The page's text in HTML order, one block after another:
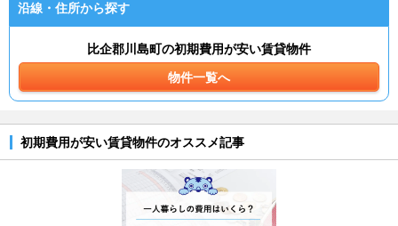
沿線・住所から探す
比企郡川島町の初期費用が安い賃貸物件
物件一覧へ
初期費用が安い賃貸物件のオススメ記事